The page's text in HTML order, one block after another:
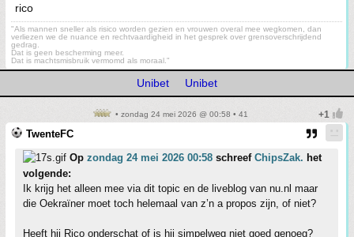
rico
"Als mannen sneller als risico worden gezien en vrouwen overal mee wegkomen, dan
verliezen we de nuance en rechtvaardigheid in het gesprek over grensoverschrijdend
gedrag.
Dat is geen bescherming meer.
Dat is machtsmisbruik vermomd als moraal."
Unibet Unibet
• zondag 24 mei 2026 @ 00:58 • 41
TwenteFC
Op zondag 24 mei 2026 00:58 schreef ChipsZak. het
volgende:
Ik krijg het alleen mee via dit topic en de liveblog van nu.nl maar
die Oekraïner moet toch helemaal van z’n a propos zijn, of niet?
Heeft hij Rico onderschat of is hij simpelweg niet goed genoeg?